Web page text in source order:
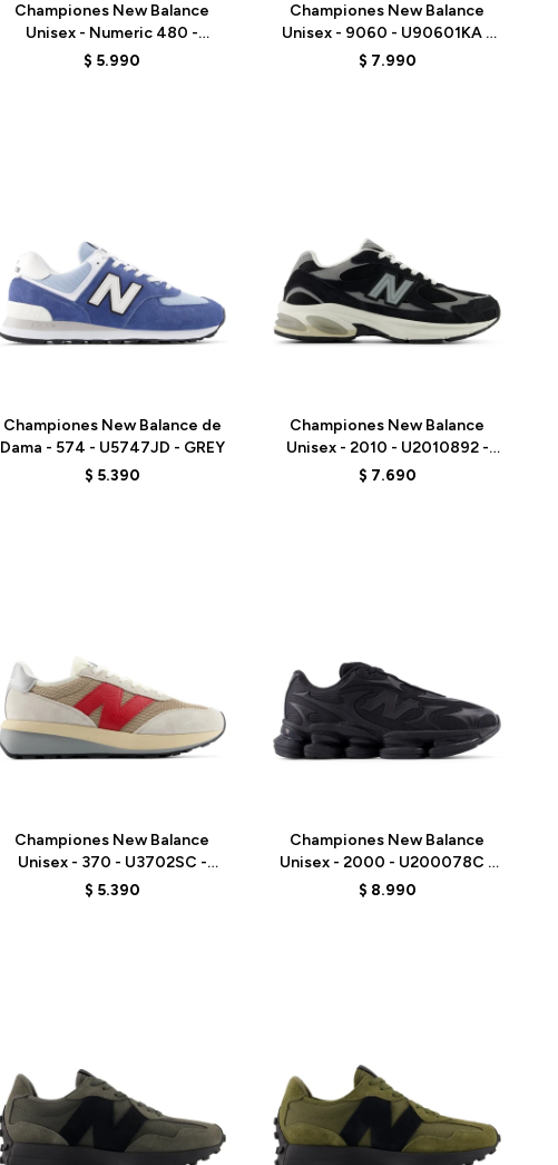
Championes New Balance
Unisex - Numeric 480 -
UN480TSG - BEIGE
$ 5.990
Championes New Balance
Unisex - 9060 - U90601KA -
BEIGE/AZUL
$ 7.990
Championes New Balance de
Dama - 574 - U5747JD - GREY
$ 5.390
Championes New Balance
Unisex - 2010 - U2010892 -
BLACK
$ 7.690
Championes New Balance
Unisex - 370 - U3702SC -
GREY
$ 5.390
Championes New Balance
Unisex - 2000 - U200078C -
BLACK
$ 8.990